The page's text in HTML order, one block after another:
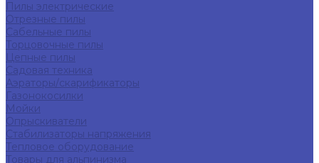
Пилы электрические
Отрезные пилы
Сабельные пилы
Торцовочные пилы
Цепные пилы
Садовая техника
Аэраторы/скарификаторы
Газонокосилки
Мойки
Опрыскиватели
Стабилизаторы напряжения
Тепловое оборудование
Товары для альпинизма